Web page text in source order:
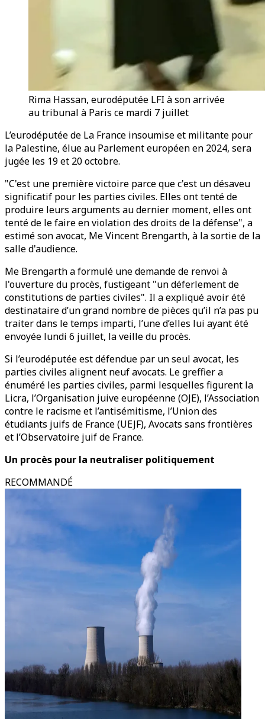
Rima Hassan, eurodéputée LFI à son arrivée
au tribunal à Paris ce mardi 7 juillet
L’eurodéputée de La France insoumise et militante pour
la Palestine, élue au Parlement européen en 2024, sera
jugée les 19 et 20 octobre.
"C'est une première victoire parce que c'est un désaveu
significatif pour les parties civiles. Elles ont tenté de
produire leurs arguments au dernier moment, elles ont
tenté de le faire en violation des droits de la défense", a
estimé son avocat, Me Vincent Brengarth, à la sortie de la
salle d'audience.
Me Brengarth a formulé une demande de renvoi à
l'ouverture du procès, fustigeant "un déferlement de
constitutions de parties civiles". Il a expliqué avoir été
destinataire d’un grand nombre de pièces qu’il n’a pas pu
traiter dans le temps imparti, l’une d’elles lui ayant été
envoyée lundi 6 juillet, la veille du procès.
Si l’eurodéputée est défendue par un seul avocat, les
parties civiles alignent neuf avocats. Le greffier a
énuméré les parties civiles, parmi lesquelles figurent la
Licra, l’Organisation juive européenne (OJE), l’Association
contre le racisme et l’antisémitisme, l’Union des
étudiants juifs de France (UEJF), Avocats sans frontières
et l’Observatoire juif de France.
Un procès pour la neutraliser politiquement
RECOMMANDÉ